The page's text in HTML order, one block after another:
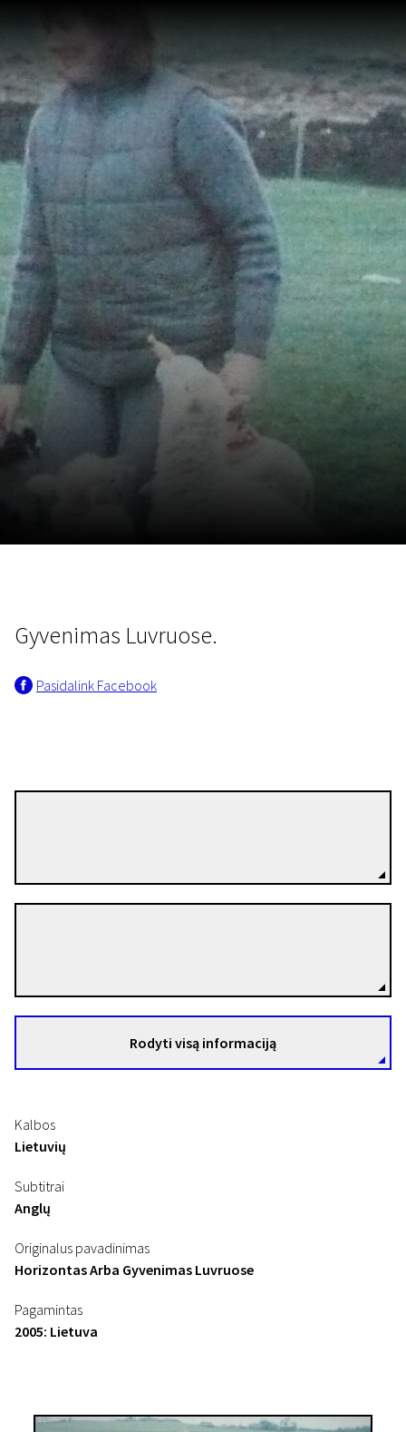
Luvruose
27 min. | Dokumentinis | N-13
Gyvenimas Luvruose.
Pasidalink Facebook
Rodyti visą informaciją
Kalbos
Lietuvių
Subtitrai
Anglų
Originalus pavadinimas
Horizontas Arba Gyvenimas Luvruose
Pagamintas
2005: Lietuva